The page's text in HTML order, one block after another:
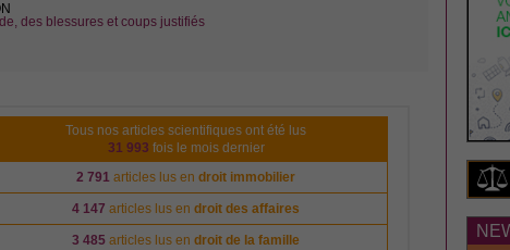
des blessures et coups justifiés
Tous nos articles scientifiques ont été lus
31 993 fois le mois dernier
2 791 articles lus endroit immobilier
4 147 articles lus endroit des affaires
3 485 articles lus endroit de la famille